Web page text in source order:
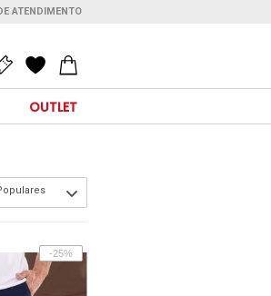
ATENDIMENTO
OUTLET
-25%